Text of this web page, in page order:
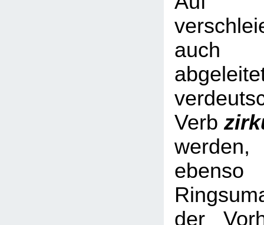
auch
Verb
der